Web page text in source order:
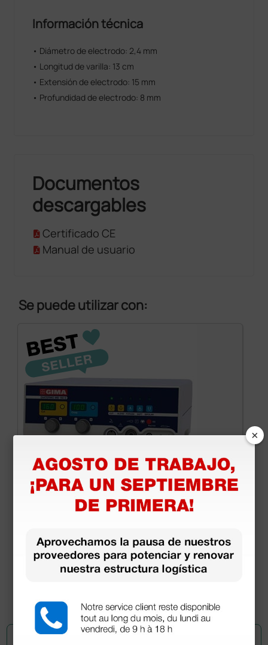
Información técnica
• Diámetro de electrodo: 2,4 mm
• Longitud de varilla: 13 cm
• Extensión de electrodo: 15 mm
• Profundidad de electrodo: 8 mm
Documentos
descargables
Certificado CE
Manual de usuario
Se puede utilizar con:
836,00 €1.100,00 €
×